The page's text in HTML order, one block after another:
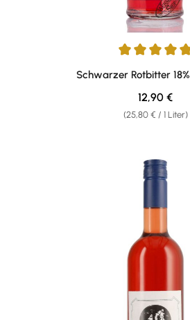
Durchschnittliche Bewertung von 5
Schwarzer Rotbitter
(25,80 € / 1 Liter)
Regulärer
12,90 €